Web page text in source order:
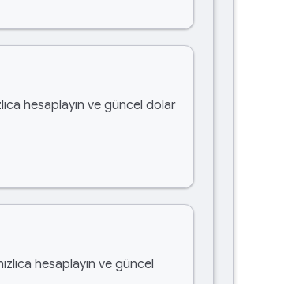
hesaplayın ve güncel dolar
hesaplayın ve güncel